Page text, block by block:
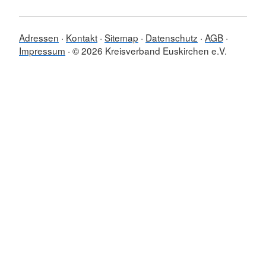
Adressen Kontakt Sitemap Datenschutz AGB
Impressum © 2026 Kreisverband Euskirchen e.V.